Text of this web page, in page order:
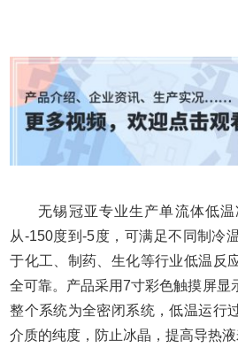
无锡冠亚专业生产单流体低
从-150度到-5度，可满足不同制冷
于化工、制药、生化等行业低温反
全可靠。产品采用7寸彩色触摸屏显
整个系统为全密闭系统，低温运行
介质的纯度，防止冰晶，提高导热液